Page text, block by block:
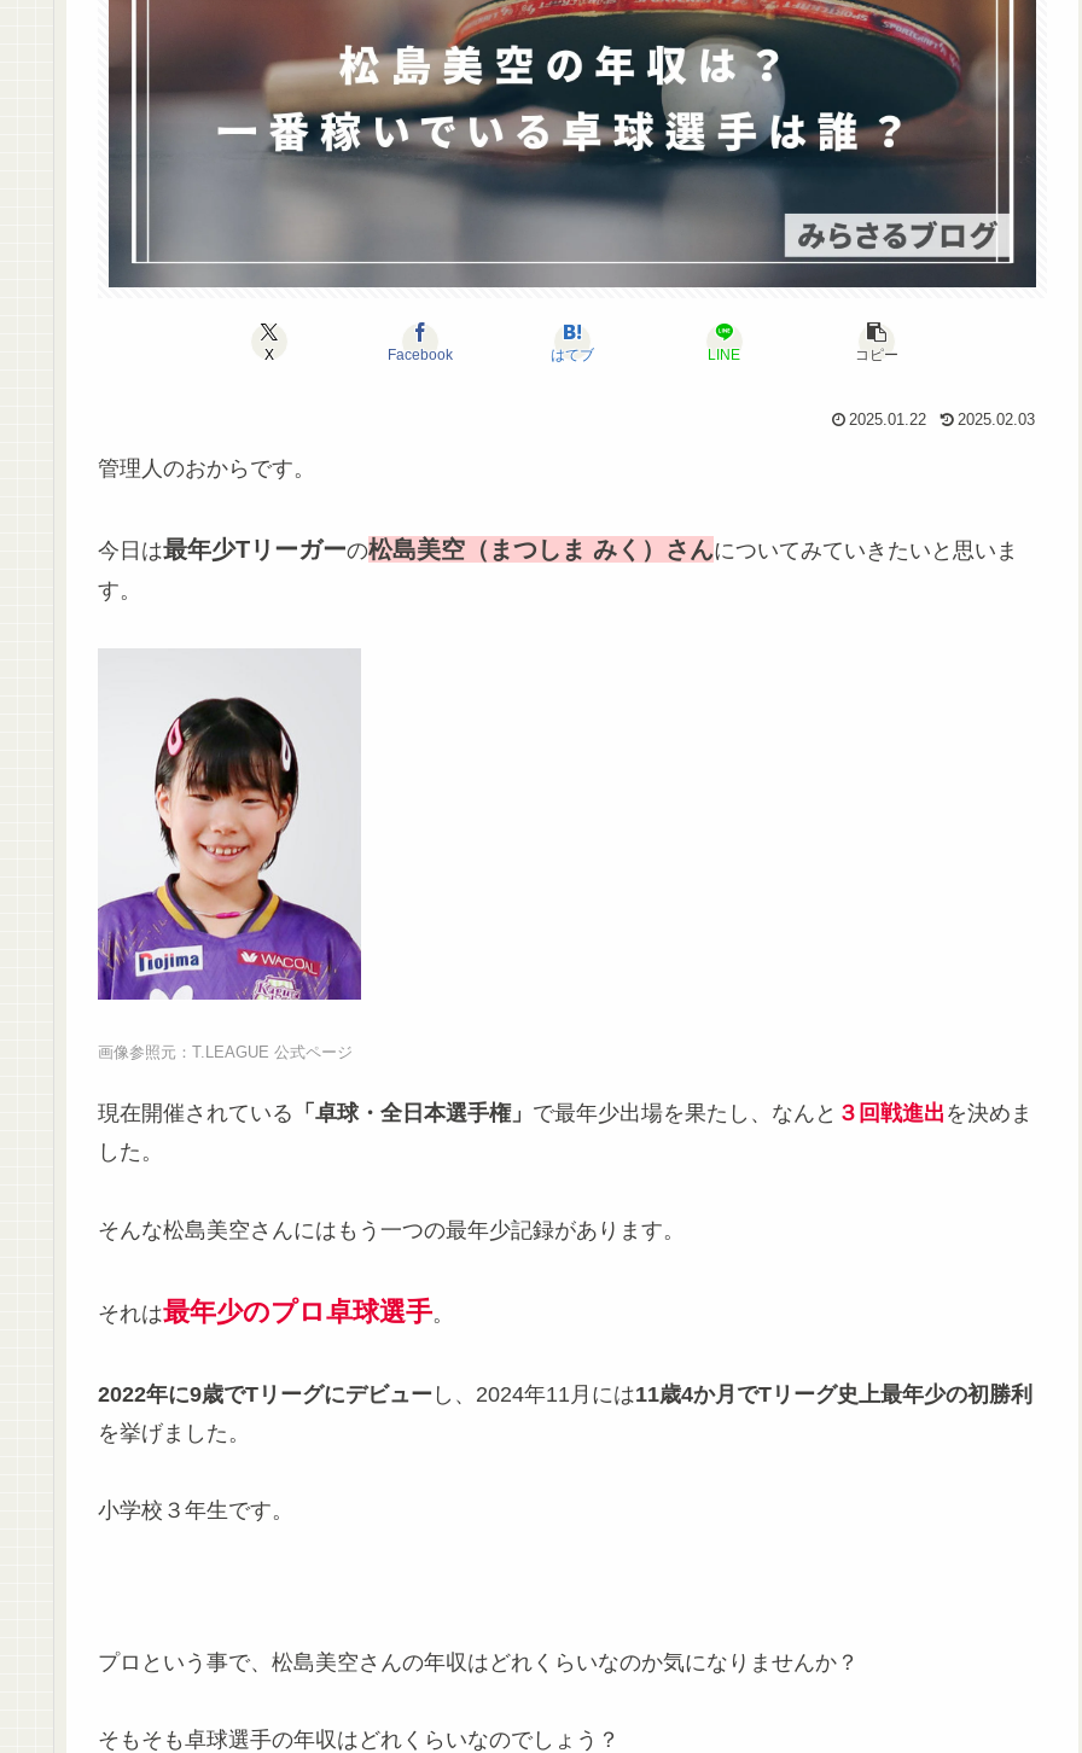
X Facebook はてブ LINE コピー
2025.01.22 2025.02.03
管理人のおからです。
今日は最年少Tリーガーの松島美空（まつしま みく）さんについてみていきたいと思いま
す。
画像参照元：T.LEAGUE 公式ページ
現在開催されている 「卓球・全日本選手権」 で最年少出場を果たし、なんと ３回戦進出 を決めま
した。
そんな松島美空さんにはもう一つの最年少記録があります。
それは最年少のプロ卓球選手。
2022年に9歳でTリーグにデビュー し、2024年11月には11歳4か月でTリーグ史上最年少の初勝利
を挙げました。
小学校３年生です。
プロという事で、松島美空さんの年収はどれくらいなのか気になりませんか？
そもそも卓球選手の年収はどれくらいなのでしょう？